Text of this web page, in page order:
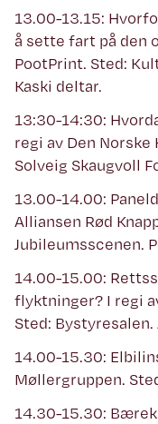
13.00-13.15:
å sette fart på den
PootPrint. Sted:
Kaski deltar.
13:30-14:30:
regi av Den
Solveig Skaugvoll
13.00-14.00:
Alliansen Rød
Jubileumsscenen.
14.00-15.00:
flyktninger? I regi
Sted:
14.00-15.30:
Møllergruppen.
14.30-15.30: